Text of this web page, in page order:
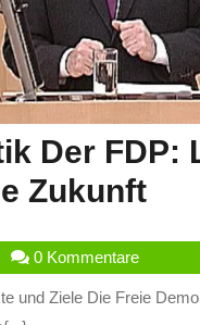
Der FDP:
ZukunftDie
Der
0 Kommentare